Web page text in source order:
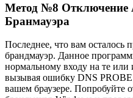
Метод №8 Отключение
Бранмауэра
Последнее, что вам осталось
брандмауэр. Данное
нормальному входу на те
вызывая ошибку DNS
вашем браузере. Попробуйте